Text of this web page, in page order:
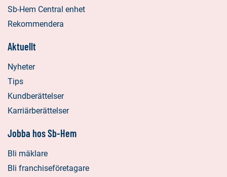
Sb-Hem Central enhet
Rekommendera
Aktuellt
Nyheter
Tips
Kundberättelser
Karriärberättelser
Jobba hos Sb-Hem
Bli mäklare
Bli franchiseföretagare